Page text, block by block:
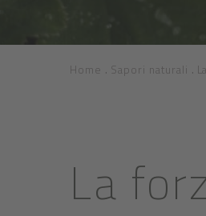
Home . Sapori naturali .
La